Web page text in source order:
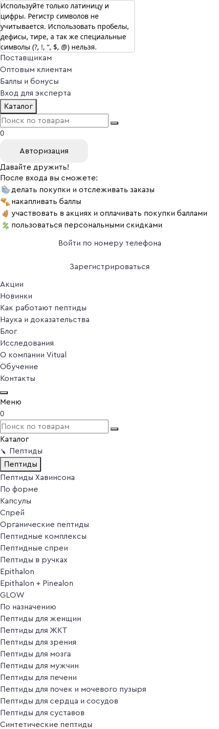
г. Москва
Vitual Peptide +7 (800) 101-13-25
Специалистам
Поставщикам
Оптовым клиентам
Баллы и бонусы
Вход для эксперта
Каталог
0
Авторизация
Давайте дружить!
После входа вы сможете:
делать покупки и отслеживать заказы
накапливать баллы
участвовать в акциях и оплачивать покупки баллами
пользоваться персональными скидками
Войти по номеру телефона
Зарегистрироваться
Акции
Новинки
Как работают пептиды
Наука и доказательства
Блог
Исследования
О компании Vitual
Обучение
Контакты
Меню
0
Каталог
Пептиды
Пептиды
Пептиды Хавинсона
По форме
Капсулы
Спрей
Органические пептиды
Пептидные комплексы
Пептидные спреи
Пептиды в ручках
Epithalon
Epithalon + Pinealon
GLOW
По назначению
Пептиды для женщин
Пептиды для ЖКТ
Пептиды для зрения
Пептиды для мозга
Пептиды для мужчин
Пептиды для печени
Пептиды для почек и мочевого пузыря
Пептиды для сердца и сосудов
Пептиды для суставов
Синтетические пептиды
Используйте только латиницу и
цифры. Регистр символов не
учитывается. Использовать пробелы,
дефисы, тире, а так же специальные
символы (?, !, “, $, @) нельзя.